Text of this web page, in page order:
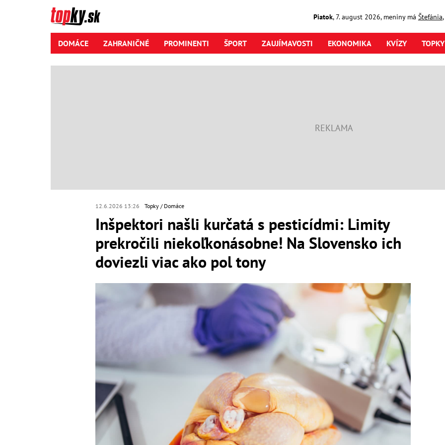
Piatok,7. august2026, meniny má Štefánia
DOMÁCE ZAHRANIČNÉ PROMINENTI ŠPORT ZAUJÍMAVOSTI EKONOMIKA KVÍZY
12.6.2026 13:26 Topky Domáce
Inšpektori našli kurčatá s pesticídmi: Limity
prekročili niekoľkonásobne! Na Slovensko ich
doviezli viac ako pol tony